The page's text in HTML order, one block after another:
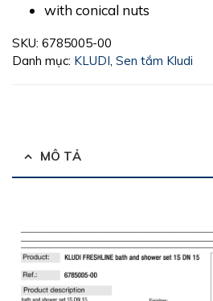
with conical nuts
SKU: 6785005-00
Danh mục: KLUDI Sen tắm Kludi
MÔ TẢ